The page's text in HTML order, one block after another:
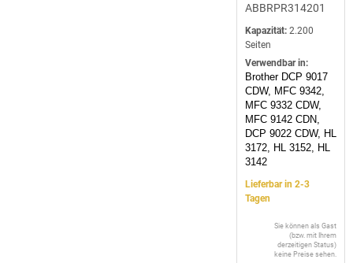
ABBRPR314201
Kapazität: 2.200
Seiten
Verwendbar in:
Brother DCP 9017
CDW, MFC 9342,
MFC 9332 CDW,
MFC 9142 CDN,
DCP 9022 CDW, HL
3172, HL 3152, HL
3142
Lieferbar in 2-3
Tagen
Sie können als Gast
(bzw. mit Ihrem
derzeitigen Status)
keine Preise sehen.